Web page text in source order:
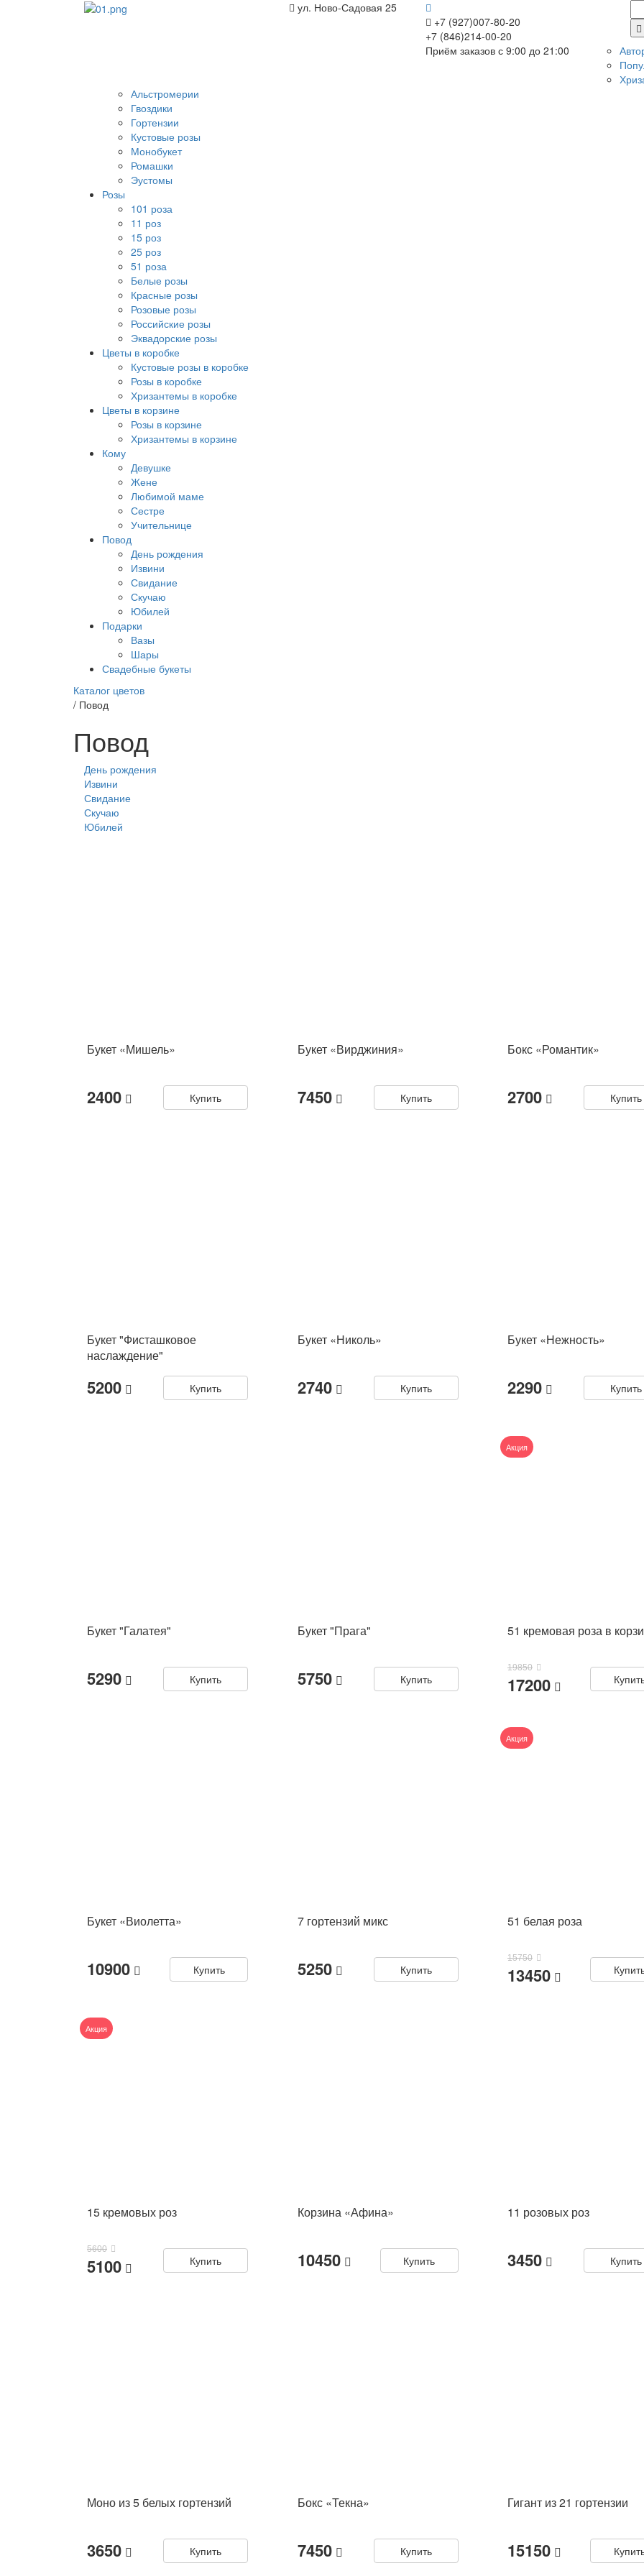
ул. Ново-Садовая 25
+7 (927)007-80-20
+7 (846)214-00-20
Приём заказов с 9:00 до 21:00
Альстромерии
Гвоздики
Гортензии
Кустовые розы
Монобукет
Ромашки
Эустомы
Розы
101 роза
11 роз
15 роз
25 роз
51 роза
Белые розы
Красные розы
Розовые розы
Российские розы
Эквадорские розы
Цветы в коробке
Кустовые розы в коробке
Розы в коробке
Хризантемы в коробке
Цветы в корзине
Розы в корзине
Хризантемы в корзине
Кому
Девушке
Жене
Любимой маме
Сестре
Учительнице
Повод
День рождения
Извини
Свидание
Скучаю
Юбилей
Подарки
Вазы
Шары
Свадебные букеты
Каталог цветов
/ Повод
Повод
День рождения
Извини
Свидание
Скучаю
Юбилей
Букет «Мишель»
2400 Купить
Букет «Вирджиния»
7450 Купить
Бокс «Романтик»
2700 Купить
Букет "Фисташковое
наслаждение"
5200 Купить
Букет «Николь»
2740 Купить
Букет «Нежность»
2290 Купить
Букет "Галатея"
5290 Купить
Букет "Прага"
5750 Купить
51 кремовая роза в
19850
17200
Акция
Букет «Виолетта»
10900 Купить
7 гортензий микс
5250 Купить
51 белая роза
15750
13450
Акция
15 кремовых роз
5600
5100 Купить
Акция
Корзина «Афина»
10450 Купить
11 розовых роз
3450 Купить
Моно из 5 белых гортензий
3650 Купить
Бокс «Текна»
7450 Купить
Гигант из 21 гортензии
15150